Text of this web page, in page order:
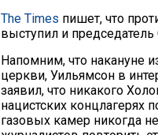
The Times пишет, что
выступил и
Напомним, что накануне
церкви, Уильямсон в
заявил, что никакого
нацистских концлагерях
газовых камер никогда